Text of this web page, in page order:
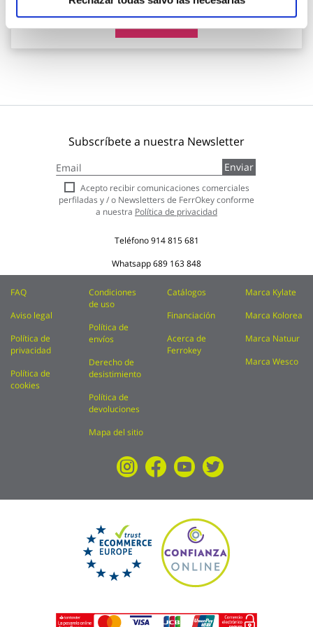
Subscríbete a nuestra Newsletter
a
nuestro
boletín
de
Enviar
Acepto recibir comunicaciones comerciales
perfiladas y / o Newsletters de FerrOkey conforme
a nuestra Política de privacidad
Teléfono914 815 681
Whatsapp689 163 848
FAQ
Aviso legal
Política de
privacidad
Política de
cookies
Condiciones
de uso
Política de
envíos
Derecho de
desistimiento
Política de
devoluciones
Mapa del sitio
Catálogos
Financiación
Acerca de
Ferrokey
Marca Kylate
Marca Kolorea
Marca Natuur
Marca Wesco